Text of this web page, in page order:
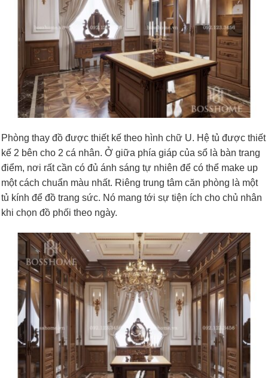
Phòng thay đồ được thiết kế theo hình chữ U. Hệ tủ được thiết
kế 2 bên cho 2 cá nhân. Ở giữa phía giáp của sổ là bàn trang
điểm, nơi rất cần có đủ ánh sáng tự nhiên để có thể make up
một cách chuẩn màu nhất. Riêng trung tâm căn phòng là một
tủ kính để đồ trang sức. Nó mang tới sự tiện ích cho chủ nhân
khi chọn đồ phối theo ngày.